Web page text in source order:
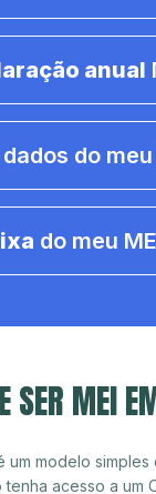
anual
do meu
do meu
SER MEI
um modelo
acesso a um